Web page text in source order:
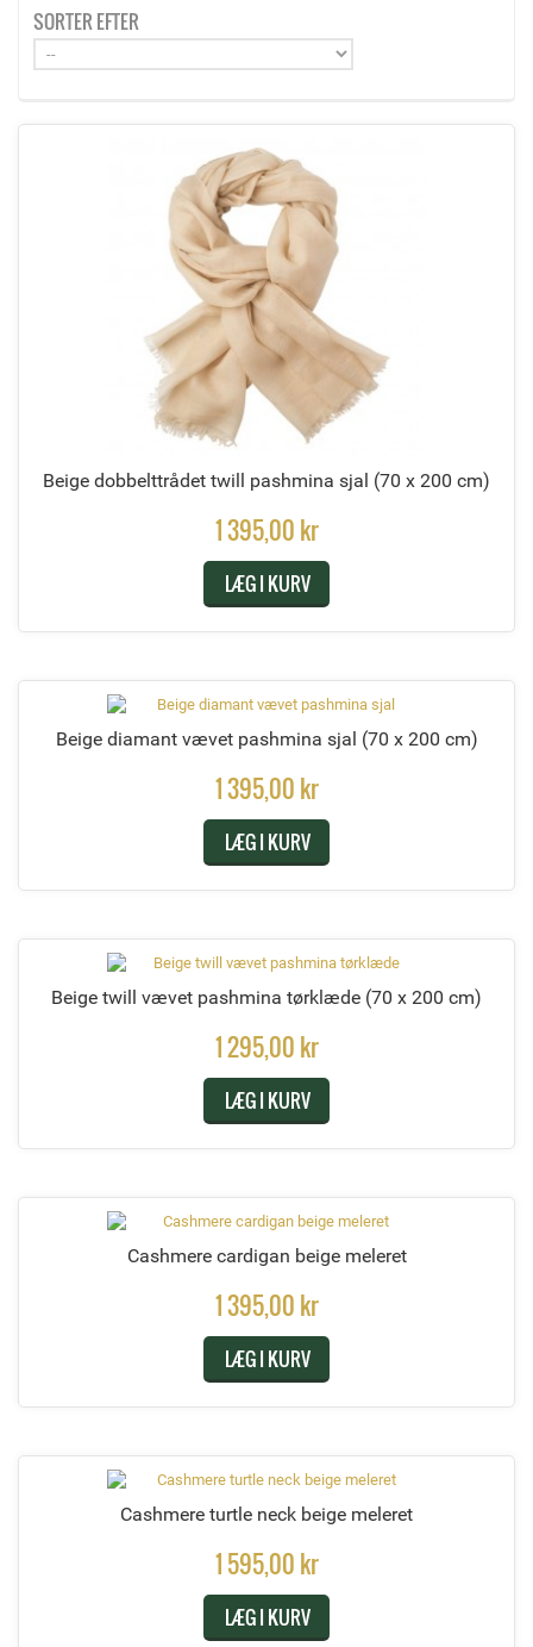
SORTER EFTER
Beige dobbelttrådet twill pashmina sjal (70 x 200 cm)
1 395,00 kr
LÆG I KURV
Beige diamant vævet pashmina sjal (70 x 200 cm)
1 395,00 kr
LÆG I KURV
Beige twill vævet pashmina tørklæde (70 x 200 cm)
1 295,00 kr
LÆG I KURV
Cashmere cardigan beige meleret
1 395,00 kr
LÆG I KURV
Cashmere turtle neck beige meleret
1 595,00 kr
LÆG I KURV